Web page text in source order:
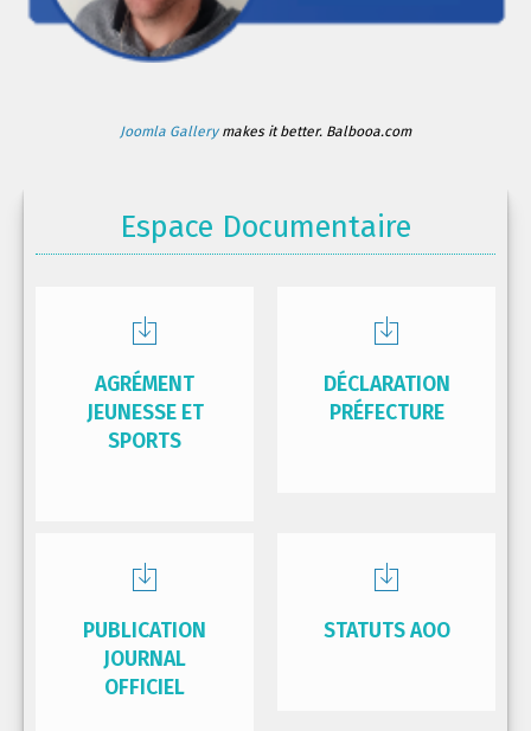
Joomla Gallerymakes it better. Balbooa.com
Espace Documentaire
AGRÉMENT
JEUNESSE ET
SPORTS
DÉCLARATION
PRÉFECTURE
PUBLICATION
JOURNAL
OFFICIEL
STATUTS AOO